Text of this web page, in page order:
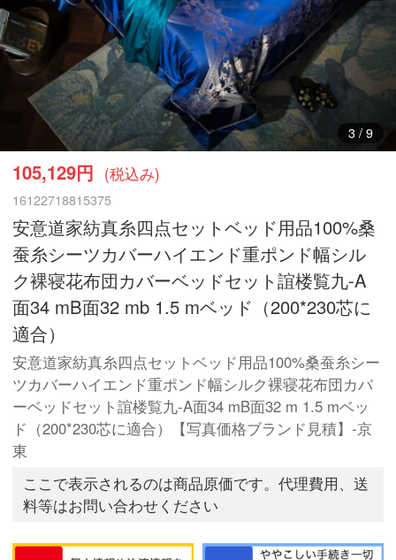
3/ 9
105,129円 (税込み)
16122718815375
安意道家紡真糸四点セットベッド用品100%桑
蚕糸シーツカバーハイエンド重ポンド幅シル
ク裸寝花布団カバーベッドセット誼楼覧九-A
面34 mB面32 mb 1.5 mベッド（200*230芯に
適合）
安意道家紡真糸四点セットベッド用品100%桑蚕糸シー
ツカバーハイエンド重ポンド幅シルク裸寝花布団カバ
ーベッドセット誼楼覧九-A面34 mB面32 m 1.5 mベッ
ド（200*230芯に適合）【写真価格ブランド見積】-京
東
ここで表示されるのは商品原価です。代理費用、送
料等はお問い合わせください